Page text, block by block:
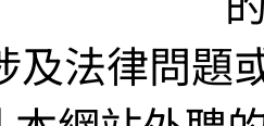
及法律問題